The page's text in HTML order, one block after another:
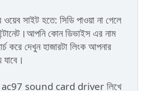
সাইট হতে: সিডি পাওয়া না গেলে
কোন ডিভাইস এর নাম
করে দেখুন হাজারটা লিংক আপনার
sound card driver লিখে